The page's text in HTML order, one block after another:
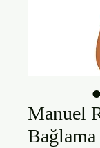
Manuel
Bağlama